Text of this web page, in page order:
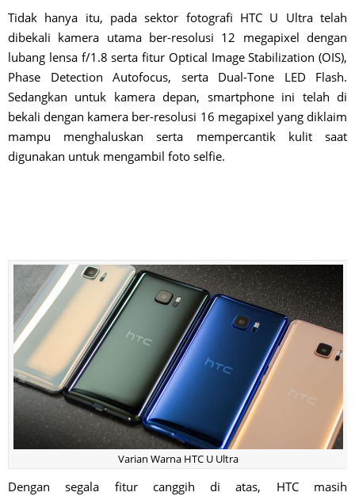
Tidak hanya itu, pada sektor fotografi HTC U Ultra telah
dibekali kamera utama ber-resolusi 12 megapixel dengan
lubang lensa f/1.8 serta fitur Optical Image Stabilization (OIS),
Phase Detection Autofocus, serta Dual-Tone LED Flash.
Sedangkan untuk kamera depan, smartphone ini telah di
bekali dengan kamera ber-resolusi 16 megapixel yang diklaim
mampu menghaluskan serta mempercantik kulit saat
digunakan untuk mengambil foto selfie.
Varian Warna HTC U Ultra
Dengan segala fitur canggih di atas, HTC masih